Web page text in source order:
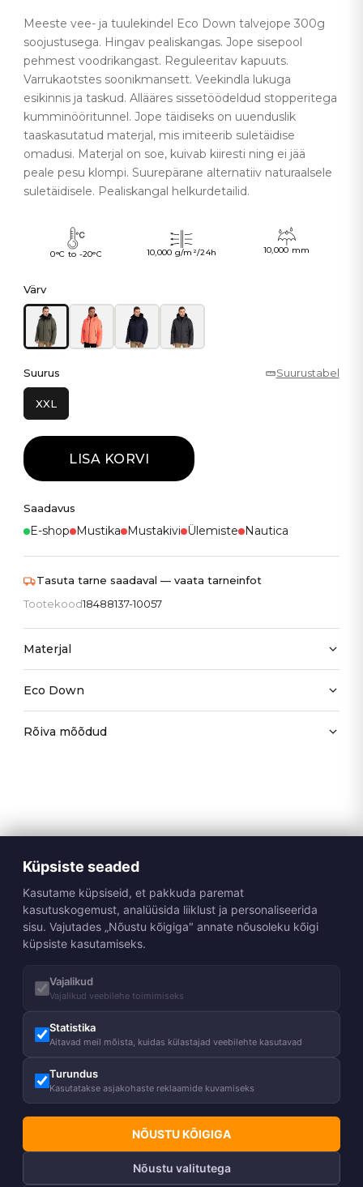
Meeste vee- ja tuulekindel Eco Down talvejope 300g
soojustusega. Hingav pealiskangas. Jope sisepool
pehmest voodrikangast. Reguleeritav kapuuts.
Varrukaotstes soonikmansett. Veekindla lukuga
esikinnis ja taskud. Allääres sissetöödeldud stopperitega
kumminööritunnel. Jope täidiseks on uuenduslik
taaskasutatud materjal, mis imiteerib suletäidise
omadusi. Materjal on soe, kuivab kiiresti ning ei jää
peale pesu klompi. Suurepärane alternatiiv naturaalsele
suletäidisele. Pealiskangal helkurdetailid.
0°C to -20°C 10,000 g/m²/24h 10,000 mm
Värv
Suurus Suurustabel
XXL
LISA KORVI
Saadavus
E-shop Mustika Mustakivi Ülemiste Nautica
Tasuta tarne saadaval — vaata tarneinfot
Tootekood18488137-10057
Materjal
Eco Down
Rõiva mõõdud
Küpsiste seaded
Kasutame küpsiseid, et pakkuda paremat
kasutuskogemust, analüüsida liiklust ja personaliseerida
sisu. Vajutades „Nõustu kõigiga" annate nõusoleku kõigi
küpsiste kasutamiseks.
Vajalikud
Vajalikud veebilehe toimimiseks
Statistika
Aitavad meil mõista, kuidas külastajad veebilehte kasutavad
Turundus
Kasutatakse asjakohaste reklaamide kuvamiseks
NÕUSTU KÕIGIGA
Nõustu valitutega